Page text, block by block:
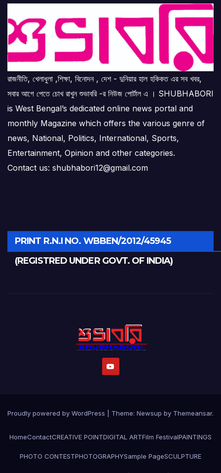
রাজনীতি, খেলাধুলা ,শিক্ষা, বিনোদন , দেশ - দুনিয়ার হাল হকিকত এর সব খবর,
সবার আগে পেতে চোখ রাখুন শুভাবরি -র নিউজ পোর্টাল এ । SHUBHABORI
is West Bengal’s dedicated online news portal and
monthly Magazine which offers the various genre of
news, National, Politics, International, Sports,
Entertainment, Opinion and other categories.
Contact us: shubhabori12@gmail.com
PRINT R.N.I NO. WBBEN/2012/45945
(REGISTRED UNDER GOVT. OF INDIA)
Proudly powered by WordPress Theme: Newsup by Themeansar.
HomeContactCREATIVE POINTDIGITAL ARTFilm FestivalPAINTINGS
PHOTO CONTESTPHOTOGRAPHYSample PageSCULPTURE